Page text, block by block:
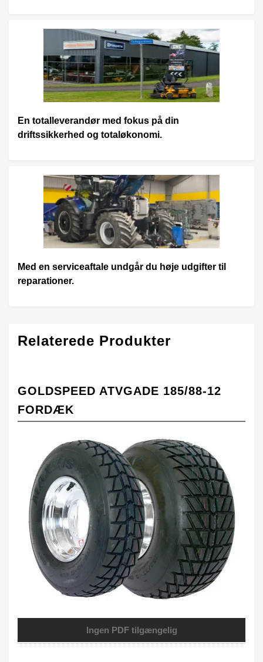
En totalleverandør med fokus på din
driftssikkerhed og totaløkonomi.
Med en serviceaftale undgår du høje udgifter til
reparationer.
Relaterede Produkter
GOLDSPEED ATVGADE 185/88-12
FORDÆK
Ingen PDF tilgængelig